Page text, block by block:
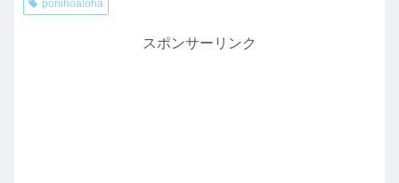
ponihoaloha
スポンサーリンク